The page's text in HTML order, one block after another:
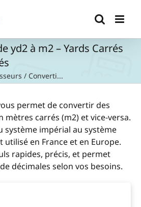
yd2 à m2 – Yards Carrés
/ Converti...
permet de convertir des
mètres carrés (m2) et vice-versa.
système impérial au système
en France et en Europe.
rapides, précis, et permet
décimales selon vos besoins.